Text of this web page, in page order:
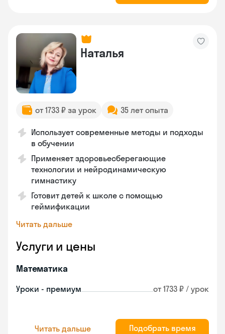
Наталья
от 1733 ₽ за урок 35 лет опыта
Использует современные методы и подходы
в обучении
Применяет здоровьесберегающие
технологии и нейродинамическую
гимнастику
Готовит детей к школе с помощью
геймификации
Читать дальше
Услуги и цены
Математика
Уроки - премиум от 1733 ₽ / урок
Читать дальше Подобрать время